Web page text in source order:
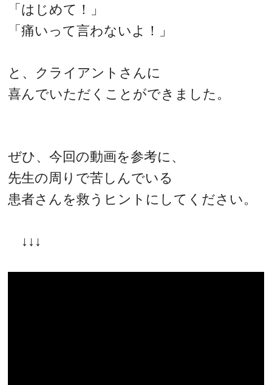
「はじめて！」
「痛いって言わないよ！」
と、クライアントさんに
喜んでいただくことができました。
ぜひ、今回の動画を参考に、
先生の周りで苦しんでいる
患者さんを救うヒントにしてください。
↓↓↓